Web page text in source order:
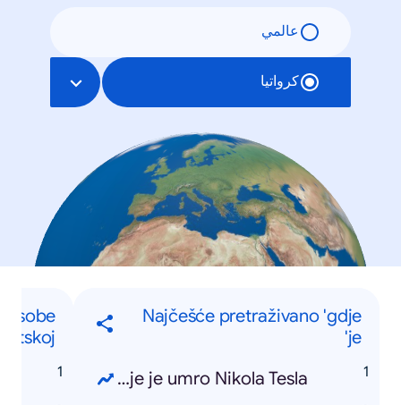
عالمي
كرواتيا
Najčešće pretraživano 'gdje
je'
Gdje je umro Nikola Tesla
osobe